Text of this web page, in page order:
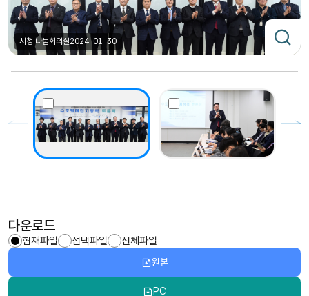
시청 나눔회의실2024-01-30
다운로드
현재파일 선택파일 전체파일
원본
PC